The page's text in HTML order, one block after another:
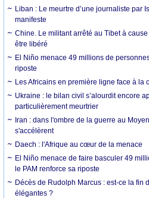
Liban : Le meurtre d’une journaliste par
manifeste
Chine. Le militant arrêté au Tibet à
être libéré
El Niño menace 49 millions de
riposte
Les Africains en première ligne face à la
Ukraine : le bilan civil s’alourdit encore
particulièrement meurtrier
Iran : dans l'ombre de la guerre au
s'accélèrent
Daech : l'Afrique au cœur de la menace
El Niño menace de faire basculer 49
le PAM renforce sa riposte
Décès de Rudolph Marcus : est-ce la fin
élégantes ?